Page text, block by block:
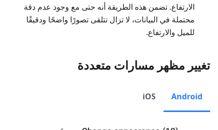
الارتفاع. تضمن هذه الطريقة أنه حتى مع وجود عدم دقة
محتملة في البيانات، لا تزال تتلقى تصورًا واضحًا ودقيقًا
للميل والارتفاع.
تغيير مظهر مسارات متعددة
Android
iOS